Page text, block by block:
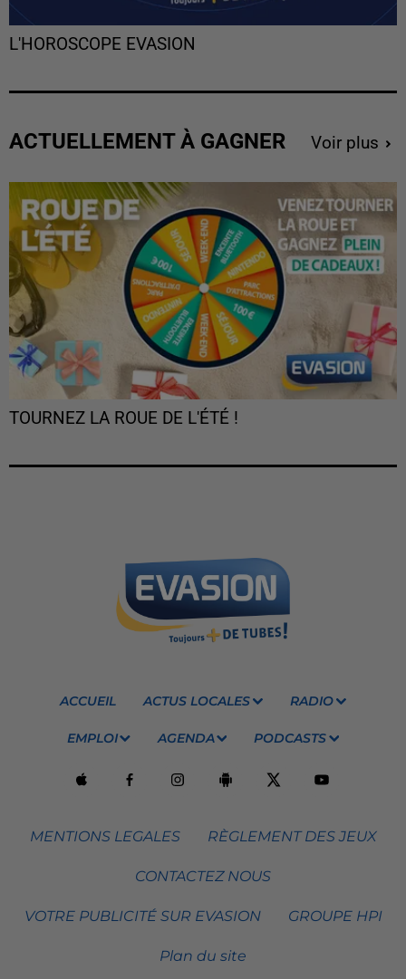
L'HOROSCOPE EVASION
ACTUELLEMENT À GAGNER Voir plus
TOURNEZ LA ROUE DE L'ÉTÉ !
ACCUEIL ACTUS LOCALES RADIO
EMPLOI AGENDA PODCASTS
MENTIONS LEGALES RÈGLEMENT DES JEUX
CONTACTEZ NOUS
VOTRE PUBLICITÉ SUR EVASION GROUPE HPI
Plan du site